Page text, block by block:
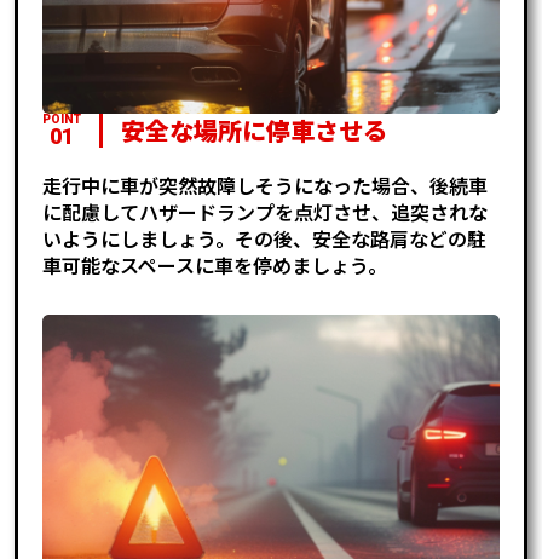
POINT
01 安全な場所に停車させる
走行中に車が突然故障しそうになった場合、後続車
に配慮してハザードランプを点灯させ、追突されな
いようにしましょう。その後、安全な路肩などの駐
車可能なスペースに車を停めましょう。